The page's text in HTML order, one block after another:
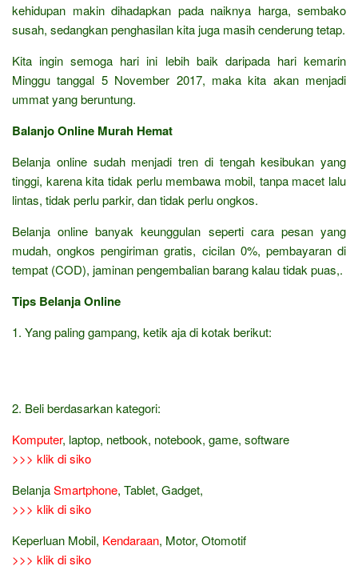
kehidupan makin dihadapkan pada naiknya harga, sembako
susah, sedangkan penghasilan kita juga masih cenderung tetap.
Kita ingin semoga hari ini lebih baik daripada hari kemarin
Minggu tanggal 5 November 2017, maka kita akan menjadi
ummat yang beruntung.
Balanjo Online Murah Hemat
Belanja online sudah menjadi tren di tengah kesibukan yang
tinggi, karena kita tidak perlu membawa mobil, tanpa macet lalu
lintas, tidak perlu parkir, dan tidak perlu ongkos.
Belanja online banyak keunggulan seperti cara pesan yang
mudah, ongkos pengiriman gratis, cicilan 0%, pembayaran di
tempat (COD), jaminan pengembalian barang kalau tidak puas,.
Tips Belanja Online
1. Yang paling gampang, ketik aja di kotak berikut:
2. Beli berdasarkan kategori:
Komputer, laptop, netbook, notebook, game, software
>>> klik di siko
BelanjaSmartphone, Tablet, Gadget,
>>> klik di siko
Keperluan Mobil, Kendaraan, Motor, Otomotif
>>> klik di siko